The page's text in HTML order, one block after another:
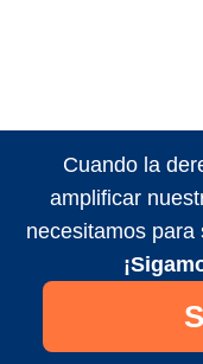
Cuando la
amplificar
necesitamos para